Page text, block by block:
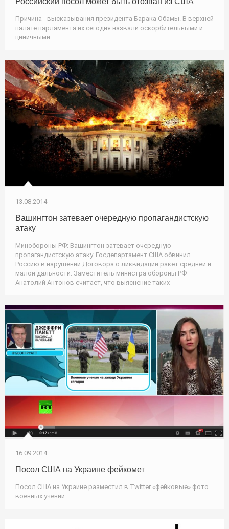
Причина - высказывания президента Барака Обамы. В верхней
палате парламента их сегодня назвали оскорбительными и
циничными.
13.08.2014
Вашингтон затевает очередную пропагандистскую
атаку
Минобороны РФ: Вашингтон затевает очередную
пропагандистскую атаку. Госдепартамент США обвинил
Россию в нарушении Договора о ликвидации ракет средней и
малой дальности. Заместитель министра обороны РФ
Анатолий Антонов считает, что выяснение таких
16.09.2014
Посол США на Украине фейкомет
Посол США на Украине разместил в Twitter «фейковые» фото
военных учений